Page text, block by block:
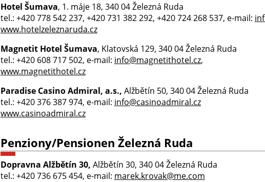
Hotel Šumava, 1. máje 18, 340 04 Železná Ruda
tel.: +420 778 542 237, +420 731 382 292, +420 724 268 537, e-mail:
www.hotelzeleznaruda.cz
Magnetit Hotel Šumava, Klatovská 129, 340 04 Železná Ruda
tel.: +420 608 717 502, e-mail: info@magnetithotel.cz,
www.magnetithotel.cz
Paradise Casino Admiral, a.s., Alžbětín 50, 340 04 Železná Ruda
tel.: +420 376 387 974, e-mail: info@casinoadmiral.cz
www.casinoadmiral.cz
Penziony/Pensionen Železná Ruda
Dopravna Alžbětín 30, Alžbětín 30, 340 04 Železná Ruda
tel.: +420 736 675 454, e-mail: marek.krovak@me.com